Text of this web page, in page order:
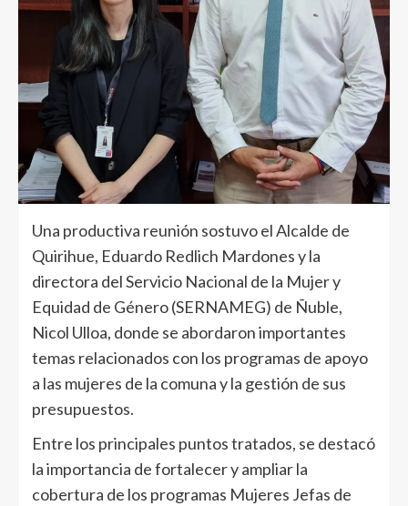
Una productiva reunión sostuvo el Alcalde de
Quirihue, Eduardo Redlich Mardones y la
directora del Servicio Nacional de la Mujer y
Equidad de Género (SERNAMEG) de Ñuble,
Nicol Ulloa, donde se abordaron importantes
temas relacionados con los programas de apoyo
a las mujeres de la comuna y la gestión de sus
presupuestos.
Entre los principales puntos tratados, se destacó
la importancia de fortalecer y ampliar la
cobertura de los programas Mujeres Jefas de